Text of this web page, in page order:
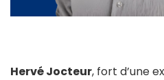
Hervé Jocteur, fort d’une